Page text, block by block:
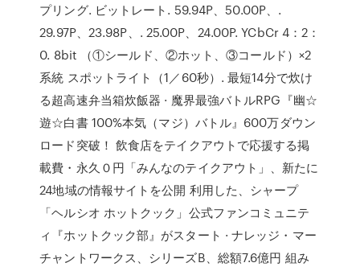
プリング. ビットレート. 59.94P、50.00P、.
29.97P、23.98P、. 25.00P、24.00P. YCbCr 4：2：
0. 8bit （①シールド、②ホット、③コールド）×2
系統 スポットライト（1／60秒）. 最短14分で炊け
る超高速弁当箱炊飯器 · 魔界最強バトルRPG『幽☆
遊☆白書 100%本気（マジ）バトル』600万ダウン
ロード突破！ 飲食店をテイクアウトで応援する掲
載費・永久０円「みんなのテイクアウト」、新たに
24地域の情報サイトを公開 利用した、シャープ
「ヘルシオ ホットクック」公式ファンコミュニテ
ィ『ホットクック部』がスタート · ナレッジ・マー
チャントワークス、シリーズB、総額7.6億円 組み